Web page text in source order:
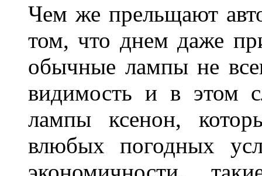
Чем же прельщают
том, что днем даже
обычные лампы не
видимость и в этом
лампы ксенон,
влюбых погодных